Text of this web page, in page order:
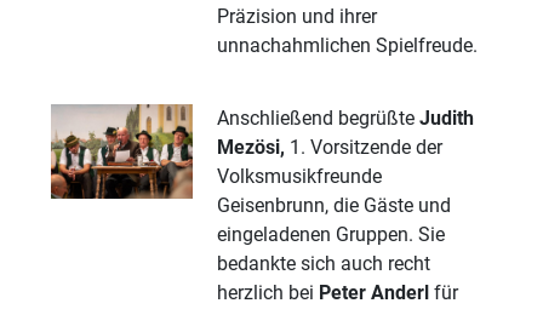
Präzision und ihrer
unnachahmlichen Spielfreude.
Anschließend begrüßte Judith
Mezösi, 1. Vorsitzende der
Volksmusikfreunde
Geisenbrunn, die Gäste und
eingeladenen Gruppen. Sie
bedankte sich auch recht
herzlich bei Peter Anderl für